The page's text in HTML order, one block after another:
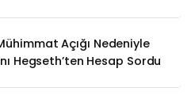
Açığı Nedeniyle
Hegseth’ten Hesap Sordu